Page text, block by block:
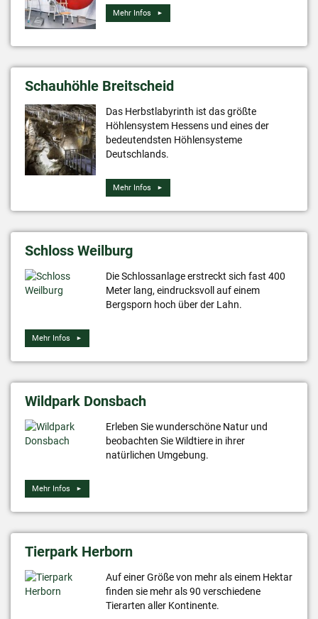
Mehr Infos
Schauhöhle Breitscheid
Das Herbstlabyrinth ist das größte
Höhlensystem Hessens und eines der
bedeutendsten Höhlensysteme
Deutschlands.
Mehr Infos
Schloss Weilburg
Die Schlossanlage erstreckt sich fast 400
Meter lang, eindrucksvoll auf einem
Bergsporn hoch über der Lahn.
Mehr Infos
Wildpark Donsbach
Erleben Sie wunderschöne Natur und
beobachten Sie Wildtiere in ihrer
natürlichen Umgebung.
Mehr Infos
Tierpark Herborn
Auf einer Größe von mehr als einem Hektar
finden sie mehr als 90 verschiedene
Tierarten aller Kontinente.